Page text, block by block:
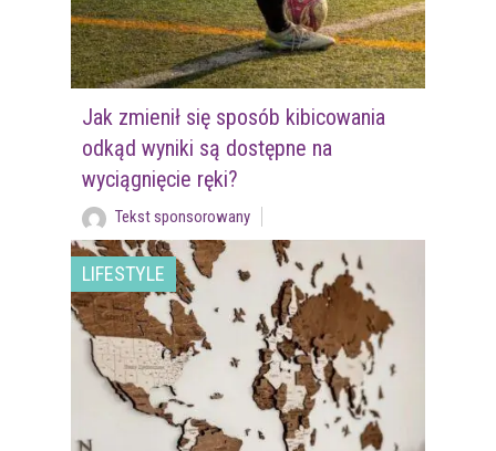
Jak zmienił się sposób kibicowania
odkąd wyniki są dostępne na
wyciągnięcie ręki?
Tekst sponsorowany
LIFESTYLE